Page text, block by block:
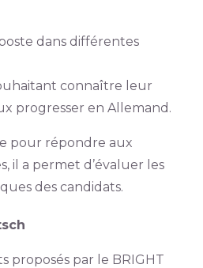
dans différentes
connaître leur
progresser en Allemand.
pour répondre aux
il a permet d’évaluer les
des candidats.
proposés par le BRIGHT